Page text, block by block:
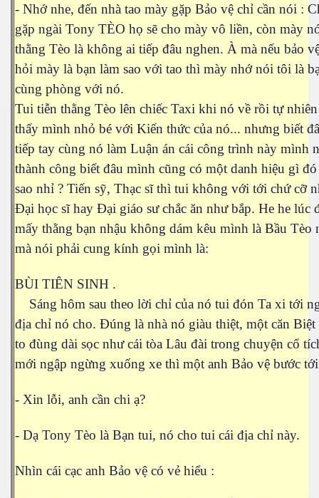
- Nhớ nhe, đến nhà tao mày gặp Bảo vệ chỉ cần nói :
gặp ngài Tony TÈO họ sẽ cho mày vô liền, còn mày
thằng Tèo là không ai tiếp đâu nghen. À mà nếu bảo
hỏi mày là bạn làm sao với tao thì mày nhớ nói tôi là
cùng phòng với nó.
Tui tiễn thằng Tèo lên chiếc Taxi khi nó về rồi tự
thấy mình nhỏ bé với Kiến thức của nó... nhưng biết
tiếp tay cùng nó làm Luận án cái công trình này mình
thành công biết đâu mình cũng có một danh hiệu gì
sao nhỉ ? Tiến sỹ, Thạc sĩ thì tui không với tới chứ cỡ
Đại học sĩ hay Đại giáo sư chắc ăn như bắp. He he lúc
mấy thằng bạn nhậu không dám kêu mình là Bầu Tèo
mà nói phải cung kính gọi mình là:
BÙI TIÊN SINH .
Sáng hôm sau theo lời chỉ của nó tui đón Ta xi tới
địa chỉ nó cho. Đúng là nhà nó giàu thiệt, một căn Biệt
to đùng dài sọc như cái tòa Lâu đài trong chuyện cổ
mới ngập ngừng xuống xe thì một anh Bảo vệ bước
- Xin lỗi, anh cần chi ạ?
- Dạ Tony Tèo là Bạn tui, nó cho tui cái địa chỉ này.
Nhìn cái cạc anh Bảo vệ có vẻ hiểu :
trên đất lạ